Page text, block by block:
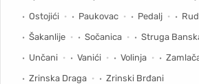
Ostojići
Paukovac Pedalj
Šakanlije
Sočanica Struga
Unčani
Vanići Volinja
Zrinska Draga
Zrinski Brđani